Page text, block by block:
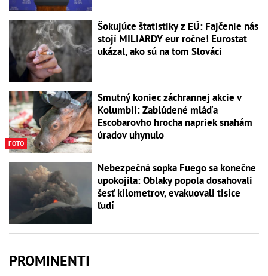
Šokujúce štatistiky z EÚ: Fajčenie nás
stojí MILIARDY eur ročne! Eurostat
ukázal, ako sú na tom Slováci
FOTO
Smutný koniec záchrannej akcie v
Kolumbii: Zablúdené mláďa
Escobarovho hrocha napriek snahám
úradov uhynulo
Nebezpečná sopka Fuego sa konečne
upokojila: Oblaky popola dosahovali
šesť kilometrov, evakuovali tisíce
ľudí
PROMINENTI